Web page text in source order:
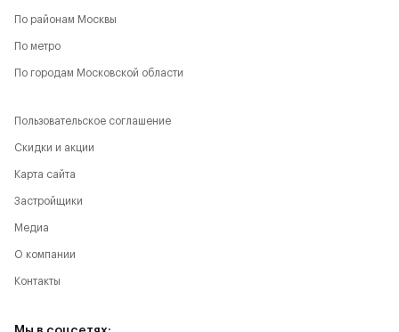
По районам Москвы
По метро
По городам Московской области
Пользовательское соглашение
Скидки и акции
Карта сайта
Застройщики
Медиа
О компании
Контакты